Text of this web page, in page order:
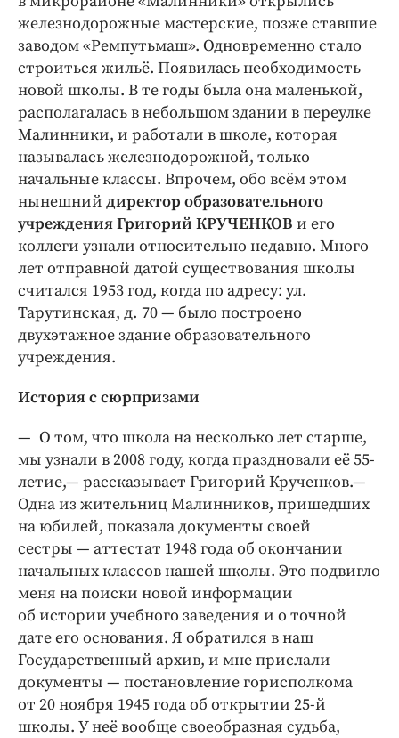
Бренд года
Работодатель года
железнодорожные мастерские, позже ставшие
заводом «Ремпутьмаш». Одновременно стало
строиться жильё. Появилась необходимость
новой школы. В те годы была она маленькой,
располагалась в небольшом здании в переулке
Малинники, и работали в школе, которая
называлась железнодорожной, только
начальные классы. Впрочем, обо всём этом
нынешний директор образовательного
учреждения Григорий КРУЧЕНКОВ и его
коллеги узнали относительно недавно. Много
лет отправной датой существования школы
считался 1953 год, когда по адресу: ул.
Тарутинская, д. 70 — было построено
двухэтажное здание образовательного
учреждения.
История с сюрпризами
— О том, что школа на несколько лет старше,
мы узнали в 2008 году, когда праздновали её 55-
летие,— рассказывает Григорий Крученков.—
Одна из жительниц Малинников, пришедших
на юбилей, показала документы своей
сестры — аттестат 1948 года об окончании
начальных классов нашей школы. Это подвигло
меня на поиски новой информации
об истории учебного заведения и о точной
дате его основания. Я обратился в наш
Государственный архив, и мне прислали
документы — постановление горисполкома
от 20 ноября 1945 года об открытии 25-й
школы. У неё вообще своеобразная судьба,